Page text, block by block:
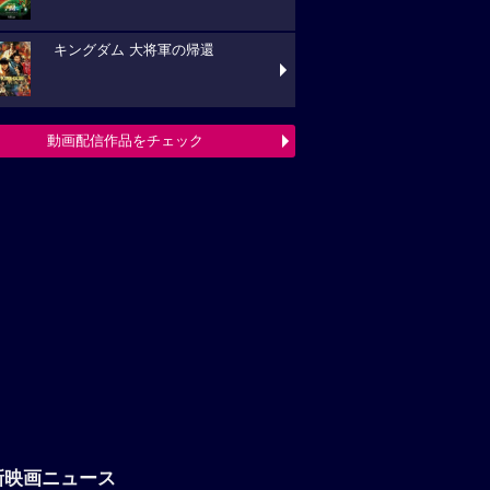
キングダム 大将軍の帰還
動画配信作品をチェック
映画ニュース